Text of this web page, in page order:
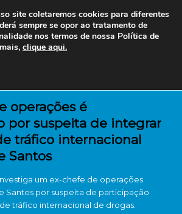
operações é
por suspeita de integrar
tráfico internacional
Santos
um ex-chefe de operações
Santos por suspeita de participação
tráfico internacional de drogas.
site coletaremos cookies para diferentes
sempre se opor ao tratamento de
nos termos de nossa Política de
clique aqui.